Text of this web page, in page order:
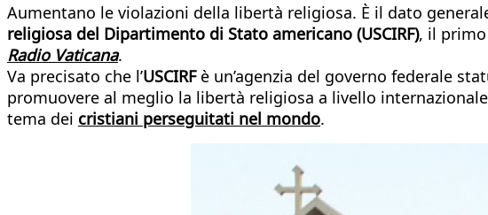
Aumentano le violazioni della libertà religiosa. È il dato
religiosa del Dipartimento di Stato americano (USCIRF), il
Radio Vaticana.
Va precisato che l’USCIRFè un’agenzia del governo federale
promuovere al meglio la libertà religiosa a livello
tema dei cristiani perseguitati nel mondo.